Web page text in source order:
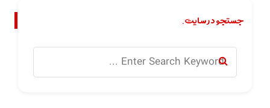
جستجو در سایت.